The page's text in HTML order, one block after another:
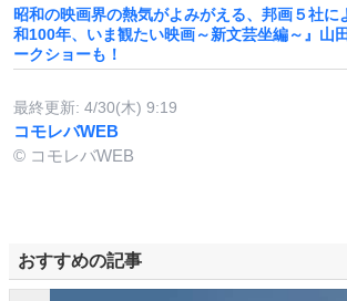
昭和の映画界の熱気がよみがえる、邦画５社に
和100年、いま観たい映画～新文芸坐編～』山
ークショーも！
最終更新: 4/30(木) 9:19
コモレバWEB
© コモレバWEB
おすすめの記事